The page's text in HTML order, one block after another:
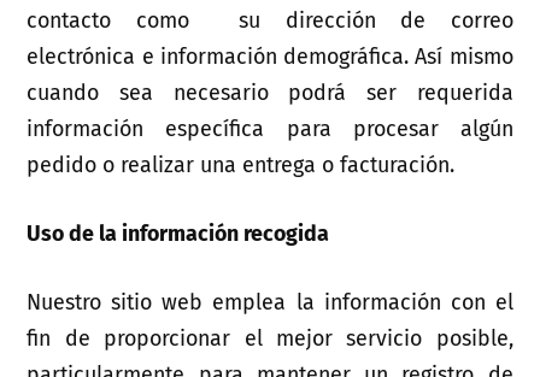
contacto como su dirección de correo
electrónica e información demográfica. Así mismo
cuando sea necesario podrá ser requerida
información específica para procesar algún
pedido o realizar una entrega o facturación.
Uso de la información recogida
Nuestro sitio web emplea la información con el
fin de proporcionar el mejor servicio posible,